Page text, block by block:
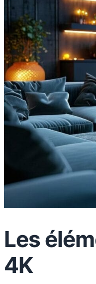
Les
4K